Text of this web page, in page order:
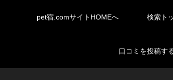
pet宿.comサイトHOMEへ 検索ト
口コミを投稿す